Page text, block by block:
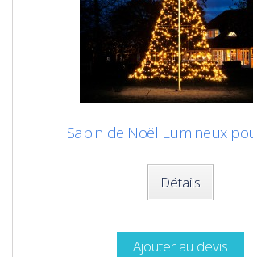
Sapin de Noël Lumineux
Détails
Ajouter au devis